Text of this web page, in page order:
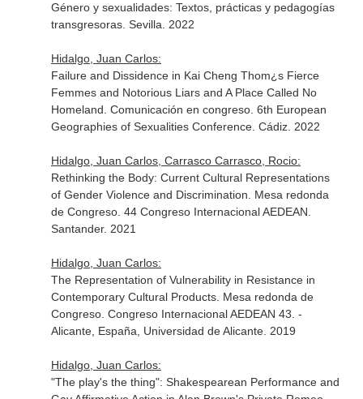
Género y sexualidades: Textos, prácticas y pedagogías
transgresoras. Sevilla. 2022
Hidalgo, Juan Carlos:
Failure and Dissidence in Kai Cheng Thom¿s Fierce
Femmes and Notorious Liars and A Place Called No
Homeland. Comunicación en congreso. 6th European
Geographies of Sexualities Conference. Cádiz. 2022
Hidalgo, Juan Carlos, Carrasco Carrasco, Rocio:
Rethinking the Body: Current Cultural Representations
of Gender Violence and Discrimination. Mesa redonda
de Congreso. 44 Congreso Internacional AEDEAN.
Santander. 2021
Hidalgo, Juan Carlos:
The Representation of Vulnerability in Resistance in
Contemporary Cultural Products. Mesa redonda de
Congreso. Congreso Internacional AEDEAN 43. -
Alicante, España, Universidad de Alicante. 2019
Hidalgo, Juan Carlos:
"The play's the thing": Shakespearean Performance and